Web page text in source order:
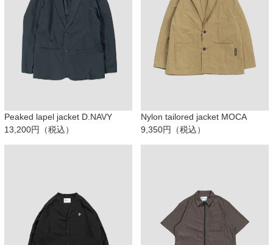
Peaked lapel jacket D.NAVY
13,200円（税込）
Nylon tailored jacket MOCA
9,350円（税込）